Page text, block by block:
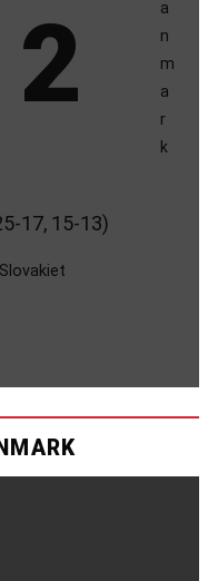
17, 15-13)
Slovakiet